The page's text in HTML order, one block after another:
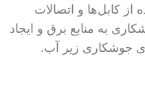
از کابل‌ها و اتصالات
به منابع برق و ایجاد
جوشکاری زیر آب.